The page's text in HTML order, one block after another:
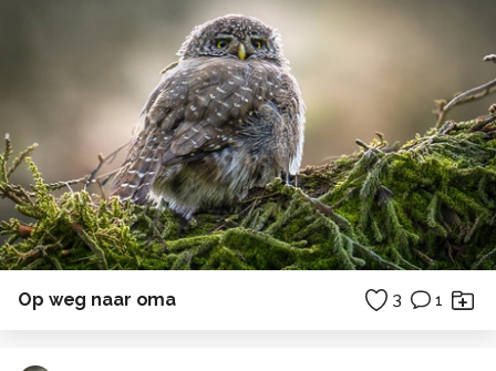
Op weg naar oma 3 1